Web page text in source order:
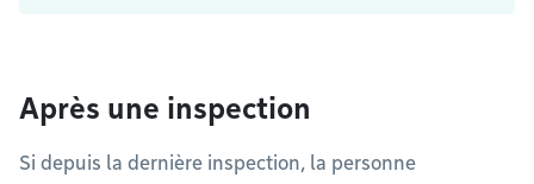
Après une inspection
Si depuis la dernière inspection, la personne